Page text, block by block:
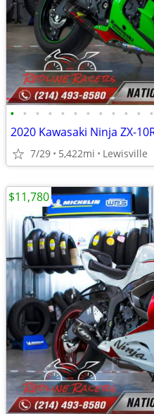
• • • • • • • • • • • •
7/29 5,422mi Lewisville
$11,780